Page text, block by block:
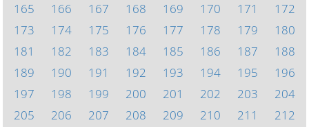
165
166 167 168 169 170 171
172
173
174 175 176 177 178 179
180
181
182 183 184 185 186 187
188
189
190 191 192 193 194 195
196
197
198 199 200 201 202 203
204
205
206 207 208 209 210 211
212